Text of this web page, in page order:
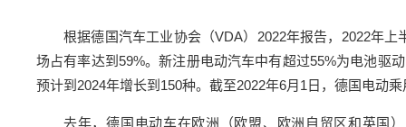
根据德国汽车工业协会（VDA）2022年报告，2022年
场占有率达到59%。新注册电动汽车中有超过55%为电池驱
预计到2024年增长到150种。截至2022年6月1日，德国电动
去年，德国电动车在欧洲（欧盟、欧洲自贸区和英国